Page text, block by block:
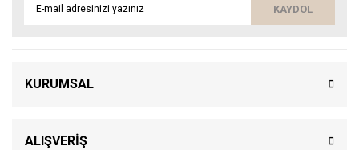
KAYDOL
KURUMSAL
ALIŞVERİŞ